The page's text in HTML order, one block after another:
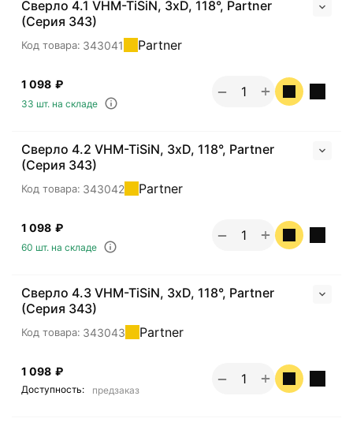
Сверло 4.1 VHM-TiSiN, 3хD, 118°, Partner
(Серия 343)
Код товара: 343041 Partner
1 098 ₽
33 шт. на складе
+
−
Сверло 4.2 VHM-TiSiN, 3хD, 118°, Partner
(Серия 343)
Код товара: 343042 Partner
1 098 ₽
60 шт. на складе
+
−
Сверло 4.3 VHM-TiSiN, 3хD, 118°, Partner
(Серия 343)
Код товара: 343043 Partner
1 098 ₽
Доступность: предзаказ
+
−